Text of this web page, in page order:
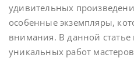
удивительных
особенные экземпляры,
внимания. В данной
уникальных работ